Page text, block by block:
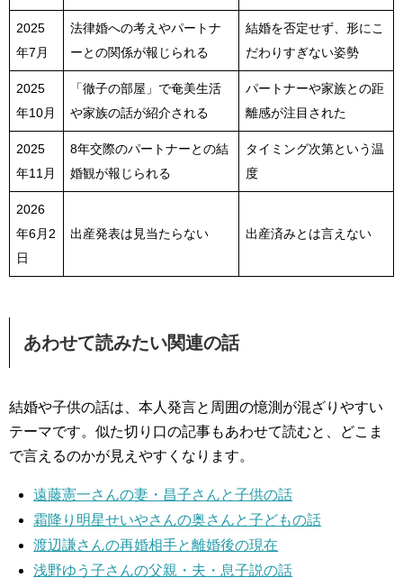
2025
年7月
法律婚への考えやパートナ
ーとの関係が報じられる
結婚を否定せず、形にこ
だわりすぎない姿勢
2025
年10月
「徹子の部屋」で奄美生活
や家族の話が紹介される
パートナーや家族との距
離感が注目された
2025
年11月
8年交際のパートナーとの結
婚観が報じられる
タイミング次第という温
度
2026
年6月2
日
出産発表は見当たらない 出産済みとは言えない
あわせて読みたい関連の話
結婚や子供の話は、本人発言と周囲の憶測が混ざりやすい
テーマです。似た切り口の記事もあわせて読むと、どこま
で言えるのかが見えやすくなります。
遠藤憲一さんの妻・昌子さんと子供の話
霜降り明星せいやさんの奥さんと子どもの話
渡辺謙さんの再婚相手と離婚後の現在
浅野ゆう子さんの父親・夫・息子説の話